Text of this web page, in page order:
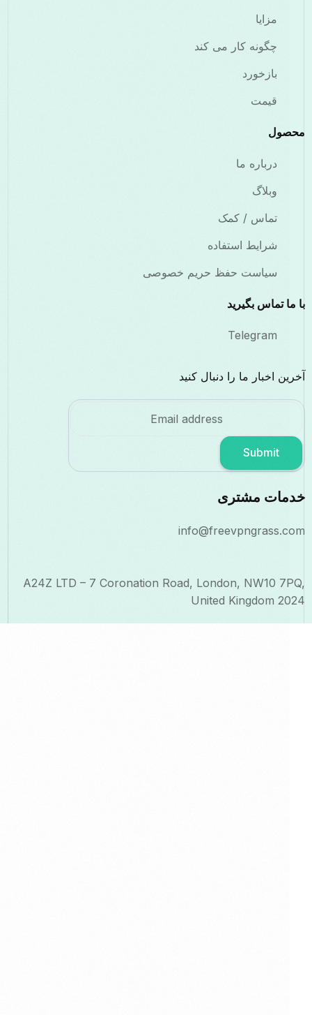
چگونه کار می کند
بازخورد
قیمت
درباره ما
وبلاگ
تماس / کمک
شرایط استفاده
سیاست حفظ حریم خصوصی
تماس بگیرید
Telegram
اخبار ما را دنبال کنید
Submit
مشتری
A24Z LTD – 7 Coronation Road, London, NW10
United Kingdom